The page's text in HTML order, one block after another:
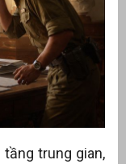
trung gian,